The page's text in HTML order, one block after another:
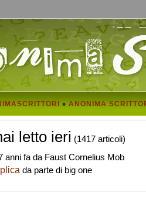
» ANONIMA
letto ieri (1417 articoli)
anni fa da Faust Cornelius Mob
da parte di big one